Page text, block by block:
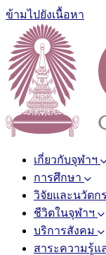
ข้ามไปยังเนื้อหา
เกี่ยวกับจุฬาฯ
การศึกษา
วิจัยและนวัตก
ชีวิตในจุฬาฯ
บริการสังคม
สาระความรู้แ